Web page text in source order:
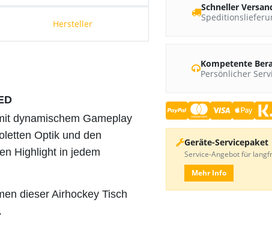
Hersteller
dynamischem Gameplay
Optik und den
Highlight in jedem
dieser Airhockey Tisch
Schneller
Kompetente
Persönlicher
Geräte-Servicepaket
Service-Angebot für
Mehr Info